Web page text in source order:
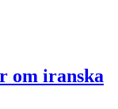
om iranska